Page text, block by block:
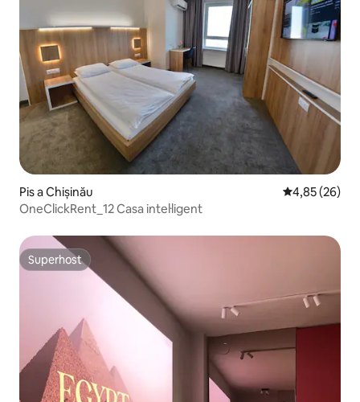
Pis a Chișinău 4,85 de
4,85 (26)
OneClickRent_12 Casa intel·ligent
Superhost
Superhost